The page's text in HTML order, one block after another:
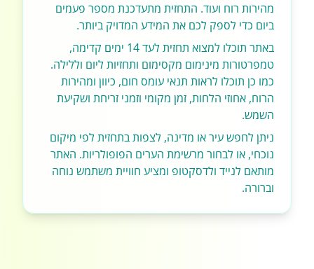
מהירות רוח ועוד. התחזית מתעדכנת מספר פעמים
ביום כדי לספק לכם את המידע המדויק ביותר.
באתר תוכלו למצוא תחזית לעד 14 ימים קדימה,
טמפרטורות מינימום מקסימום ותחזיות ליום וללילה.
כמו כן תוכלו לראות תנאי עומס חום, כיוון ומהירות
הרוח, אחוזי הלחות, זמן מקומי וזמני זריחת ושקיעת
השמש.
ניתן לחפש עיר או מדינה, לצפות בתחזית לפי מיקום
נוכחי, או לבחור מרשימת הערים הפופולריות. האתר
מותאם לנייד ולדסקטופ ומציע חוויית משתמש נוחה
וברורה.